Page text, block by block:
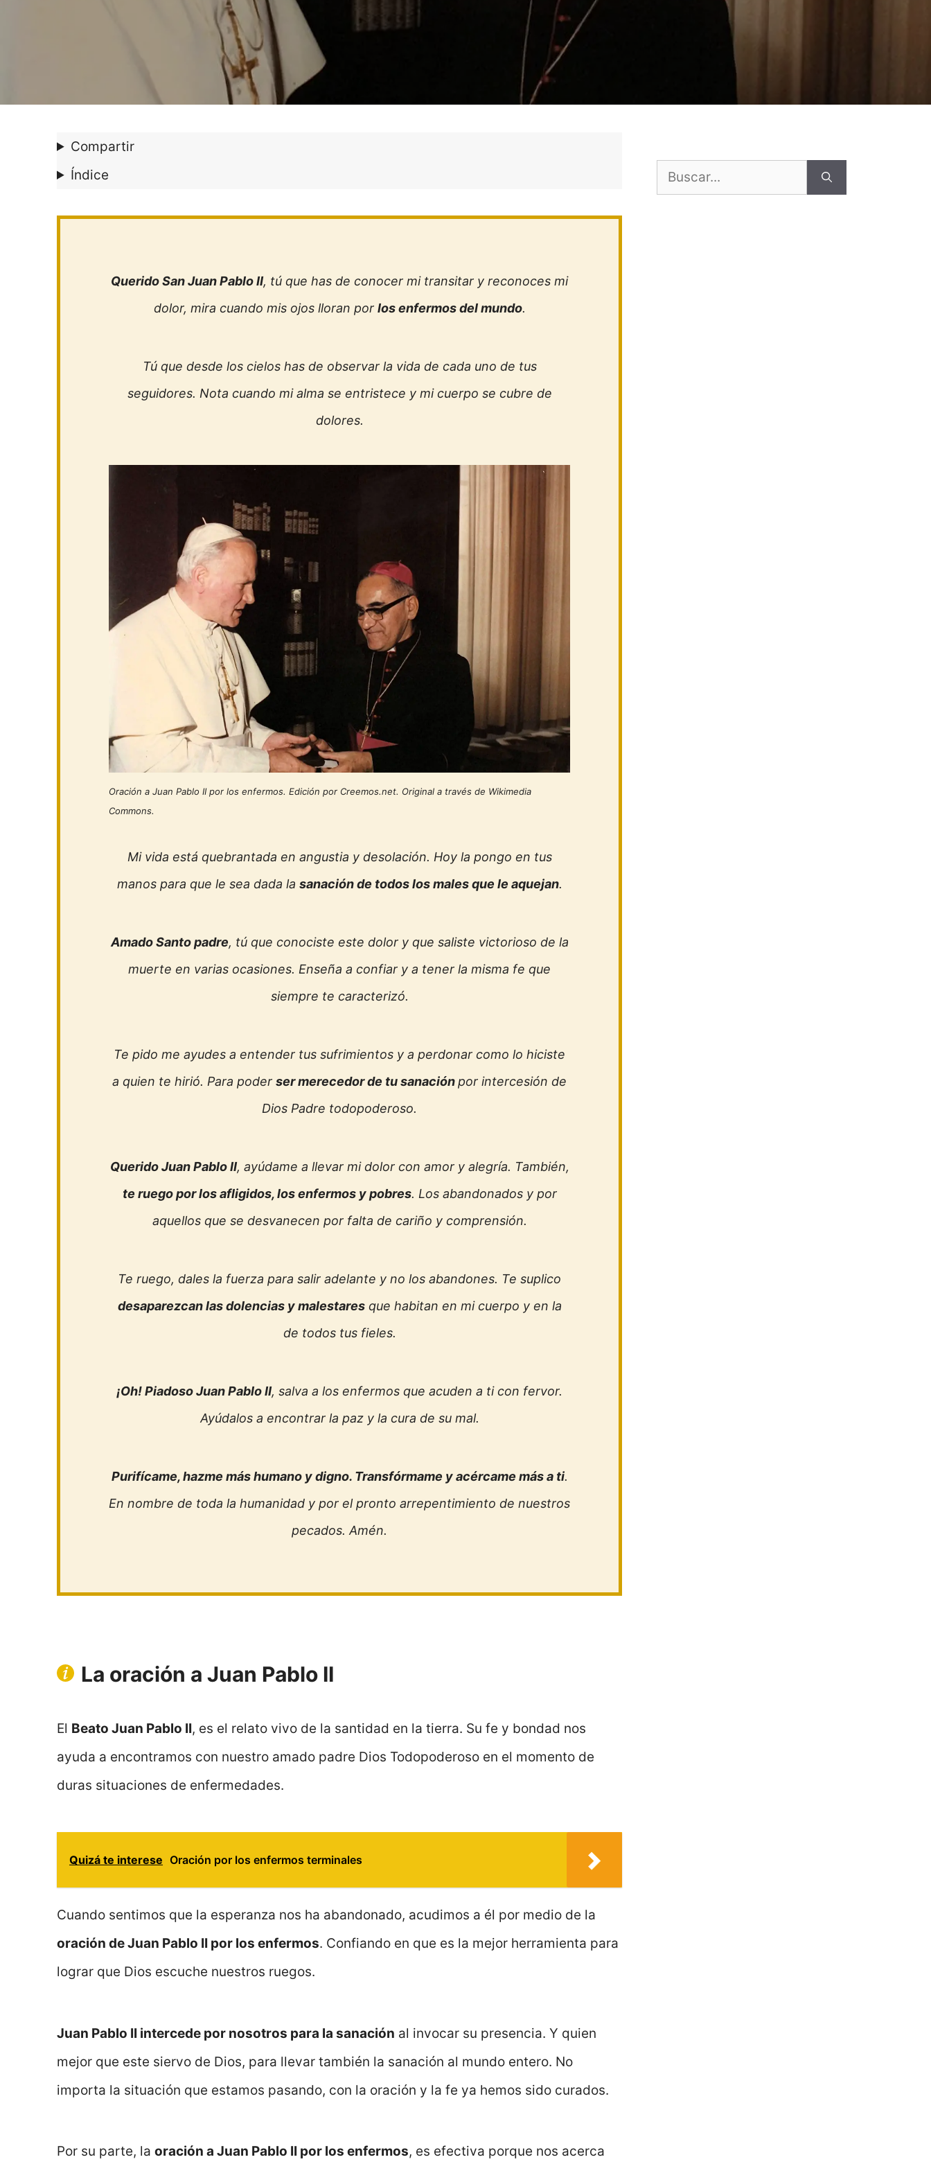
Compartir
Índice
Querido San Juan Pablo II, tú que has de conocer mi transitar y reconoces mi
dolor, mira cuando mis ojos lloran por los enfermos del mundo.
Tú que desde los cielos has de observar la vida de cada uno de tus
seguidores. Nota cuando mi alma se entristece y mi cuerpo se cubre de
dolores.
Oración a Juan Pablo II por los enfermos. Edición por Creemos.net. Original a través de Wikimedia
Commons.
Mi vida está quebrantada en angustia y desolación. Hoy la pongo en tus
manos para que le sea dada la sanación de todos los males que le aquejan.
Amado Santo padre, tú que conociste este dolor y que saliste victorioso de la
muerte en varias ocasiones. Enseña a confiar y a tener la misma fe que
siempre te caracterizó.
Te pido me ayudes a entender tus sufrimientos y a perdonar como lo hiciste
a quien te hirió. Para poder ser merecedor de tu sanaciónpor intercesión de
Dios Padre todopoderoso.
Querido Juan Pablo II, ayúdame a llevar mi dolor con amor y alegría. También,
te ruego por los afligidos, los enfermos y pobres. Los abandonados y por
aquellos que se desvanecen por falta de cariño y comprensión.
Te ruego, dales la fuerza para salir adelante y no los abandones. Te suplico
desaparezcan las dolencias y malestaresque habitan en mi cuerpo y en la
de todos tus fieles.
¡Oh! Piadoso Juan Pablo II, salva a los enfermos que acuden a ti con fervor.
Ayúdalos a encontrar la paz y la cura de su mal.
Purifícame, hazme más humano y digno. Transfórmame y acércame más a ti.
En nombre de toda la humanidad y por el pronto arrepentimiento de nuestros
pecados. Amén.
La oración a Juan Pablo II
El Beato Juan Pablo II, es el relato vivo de la santidad en la tierra. Su fe y bondad nos
ayuda a encontramos con nuestro amado padre Dios Todopoderoso en el momento de
duras situaciones de enfermedades.
Quizá te interese Oración por los enfermos terminales
Cuando sentimos que la esperanza nos ha abandonado, acudimos a él por medio de la
oración de Juan Pablo II por los enfermos. Confiando en que es la mejor herramienta para
lograr que Dios escuche nuestros ruegos.
Juan Pablo II intercede por nosotros para la sanación al invocar su presencia. Y quien
mejor que este siervo de Dios, para llevar también la sanación al mundo entero. No
importa la situación que estamos pasando, con la oración y la fe ya hemos sido curados.
Por su parte, la oración a Juan Pablo II por los enfermos, es efectiva porque nos acerca
Buscar: